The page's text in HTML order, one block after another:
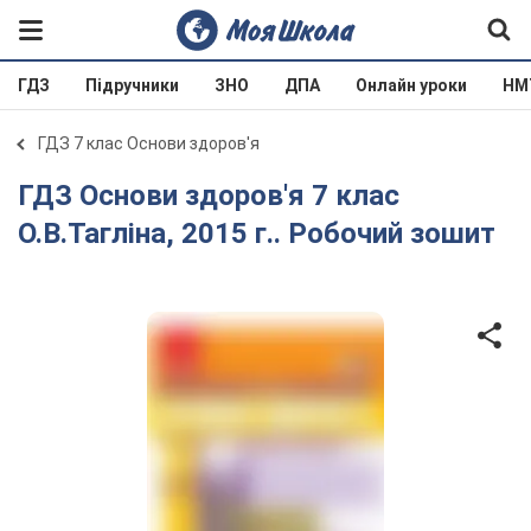
ГДЗ Підручники ЗНО ДПА Онлайн уроки
ГДЗ 7 клас Основи здоров'я
ГДЗ Основи здоров'я 7 клас
О.В.Тагліна, 2015 г.. Робочий зошит